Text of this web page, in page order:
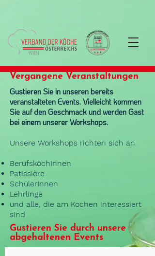
Vergangene Veranstaltungen
Gustieren Sie in unseren bereits
veranstalteten Events. Vielleicht kommen
Sie auf den Geschmack und werden Gast
bei einem unserer Workshops.
Unsere Workshops richten sich an
BerufsköchInnen
Patissière
SchülerInnen
Lehrlinge
und alle, die am Kochen interessiert
sind
Gustieren Sie durch unsere
abgehaltenen Events